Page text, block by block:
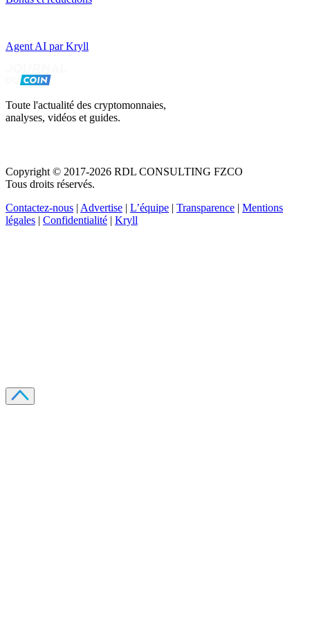
Agent AI par Kryll
Toute l'actualité des cryptomonnaies,
analyses, vidéos et guides.
Copyright © 2017-2026 RDL CONSULTING FZCO
Tous droits réservés.
Contactez-nous | Advertise | L’équipe | Transparence | Mentions
légales | Confidentialité | Kryll